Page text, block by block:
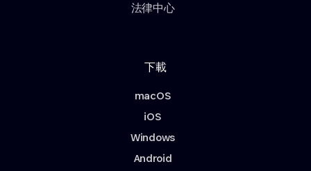
法律中心
下載
macOS
iOS
Windows
Android